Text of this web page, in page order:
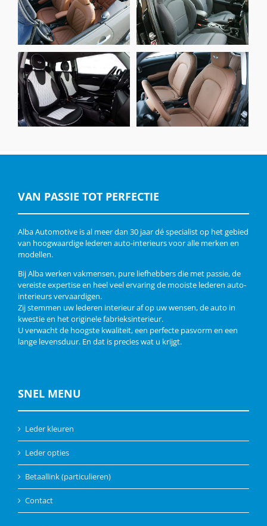
Eco-nappa Bruin met
Diamond Stiksel
Alba Buffalino Leder
Zwart en
Marineblauw
MINI Cooper, Alba
eco-leather Zwart en
Wit
MINI Cooper, Alba
eco-leather
Kaneelbruin
VAN PASSIE TOT PERFECTIE
Alba Automotive is al meer dan 30 jaar dé specialist op het gebied
van hoogwaardige lederen auto-interieurs voor alle merken en
modellen.
Bij Alba werken vakmensen, pure liefhebbers die met passie, de
vereiste expertise en heel veel ervaring de mooiste lederen auto-
interieurs vervaardigen.
Zij stemmen uw lederen interieur af op uw wensen, de auto in
kwestie en het originele fabrieksinterieur.
U verwacht de hoogste kwaliteit, een perfecte pasvorm en een
lange levensduur. En dat is precies wat u krijgt.
SNEL MENU
Leder kleuren
Leder opties
Betaallink (particulieren)
Contact